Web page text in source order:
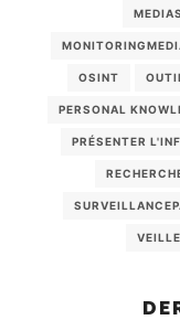
OSINT
PERSONAL
PRÉSENTER
VEILLE